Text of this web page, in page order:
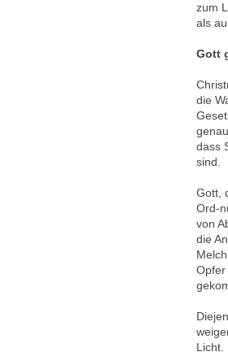
zum
als
Gott
die
dass
sind.
Gott,
Ord-
von
die
Opfer
Licht.